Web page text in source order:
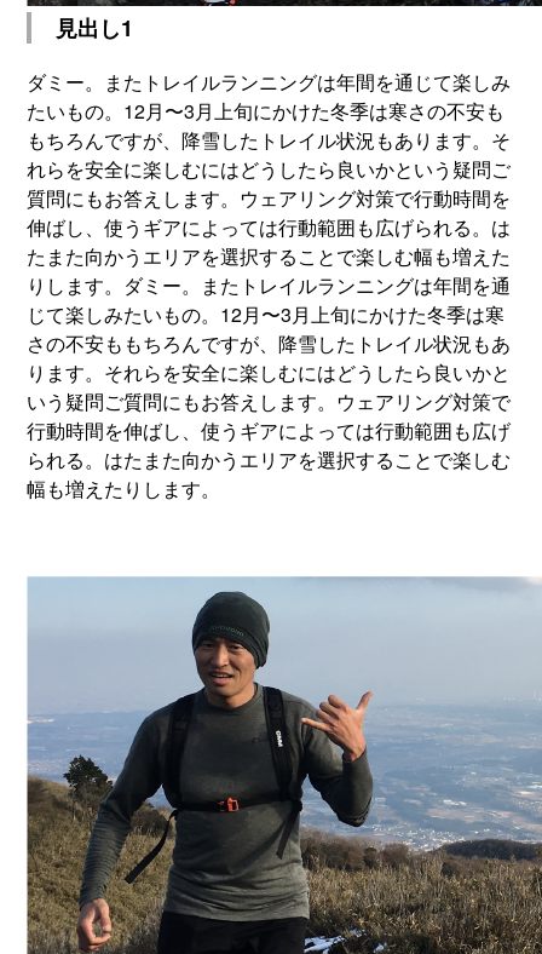
見出し1
ダミー。またトレイルランニングは年間を通じて楽しみ
たいもの。12月〜3月上旬にかけた冬季は寒さの不安も
もちろんですが、降雪したトレイル状況もあります。そ
れらを安全に楽しむにはどうしたら良いかという疑問ご
質問にもお答えします。ウェアリング対策で行動時間を
伸ばし、使うギアによっては行動範囲も広げられる。は
たまた向かうエリアを選択することで楽しむ幅も増えた
りします。ダミー。またトレイルランニングは年間を通
じて楽しみたいもの。12月〜3月上旬にかけた冬季は寒
さの不安ももちろんですが、降雪したトレイル状況もあ
ります。それらを安全に楽しむにはどうしたら良いかと
いう疑問ご質問にもお答えします。ウェアリング対策で
行動時間を伸ばし、使うギアによっては行動範囲も広げ
られる。はたまた向かうエリアを選択することで楽しむ
幅も増えたりします。